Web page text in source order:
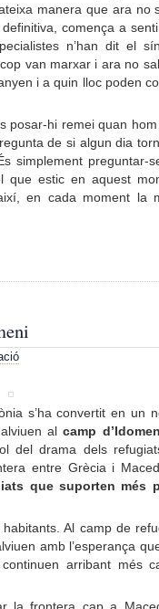
manera que ara no
comença a
n’han dit el
van marxar i ara no
i a quin lloc poden
posar-hi remei quan
de si algun dia
simplement preguntar-
estic en aquest
en cada moment la
s’ha convertit en un
alcamp
del drama dels
entre Grècia i
que suporten més
Al camp de
amb l’esperança
arribant més
la frontera cap a